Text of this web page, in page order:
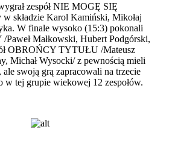
zespół NIE MOGĘ SIĘ
składzie Karol Kamiński, Mikołaj
W finale wysoko (15:3) pokonali
Małkowski, Hubert Podgórski,
OBROŃCY TYTUŁU /Mateusz
Michał Wysocki/ z pewnością mieli
swoją grą zapracowali na trzecie
w tej grupie wiekowej 12 zespołów.